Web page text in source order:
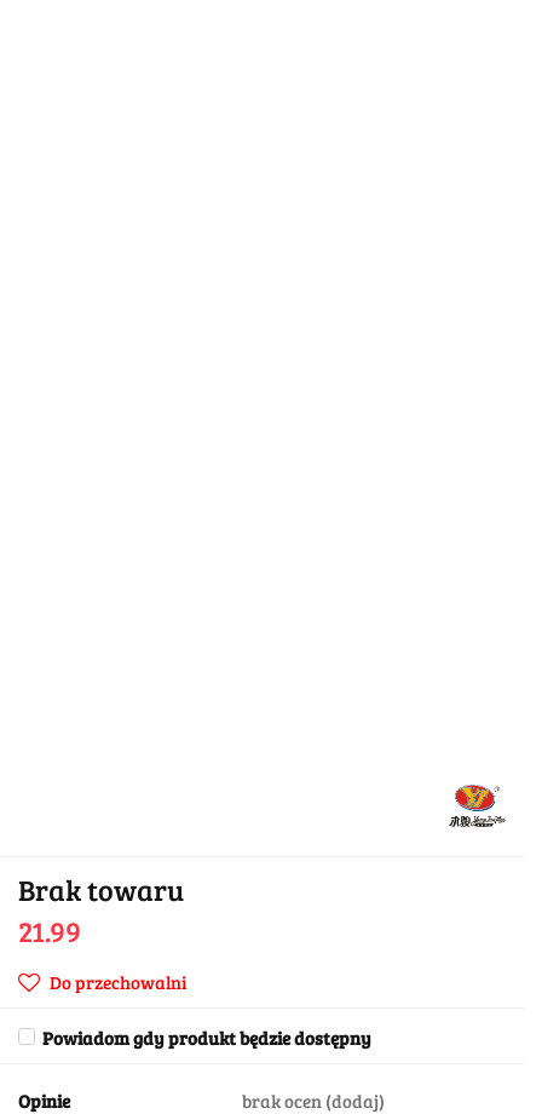
Brak towaru
21.99
Do przechowalni
Powiadom gdy produkt będzie dostępny
Opinie brak ocen (dodaj)